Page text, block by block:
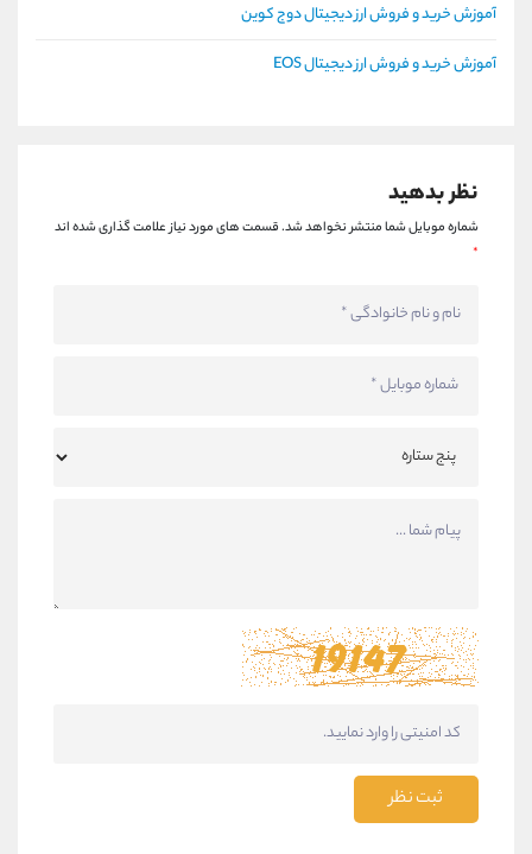
آموزش خرید و فروش ارز دیجیتال دوج کوین
آموزش خرید و فروش ارز دیجیتال EOS
نظر بدهید
شماره موبایل شما منتشر نخواهد شد.قسمت های مورد نیاز علامت گذاری شده اند
*
ثبت نظر